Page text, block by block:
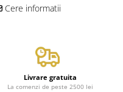
Cere informatii
Livrare gratuita
La comenzi de peste 2500 lei